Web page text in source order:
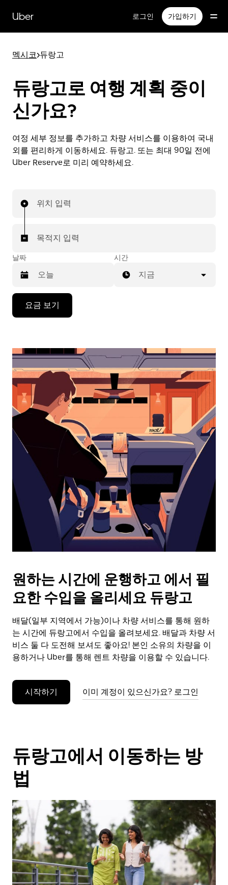
Uber 로그인 가입하기
멕시코>듀랑고
듀랑고로 여행 계획 중이
신가요?
여정 세부 정보를 추가하고 차량 서비스를 이용하여 국내
외를 편리하게 이동하세요. 듀랑고. 또는 최대 90일 전에
Uber Reserve로 미리 예약하세요.
위치 입력
목적지 입력
날짜
작
면
아
래
화
살
표
러
날
짜
캘
린
더
닫
으
려
면
Esc
를
르
시간
지금
요금 보기
원하는 시간에 운행하고 에서 필
요한 수입을 올리세요 듀랑고
배달(일부 지역에서 가능)이나 차량 서비스를 통해 원하
는 시간에 듀랑고에서 수입을 올려보세요. 배달과 차량 서
비스 둘 다 도전해 보셔도 좋아요! 본인 소유의 차량을 이
용하거나 Uber를 통해 렌트 차량을 이용할 수 있습니다.
시작하기 이미 계정이 있으신가요? 로그인
듀랑고에서 이동하는 방
법